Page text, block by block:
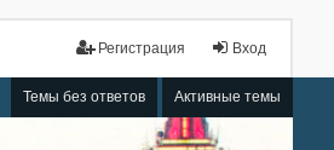
Вход
Регистрация
Темы без ответов Активные темы